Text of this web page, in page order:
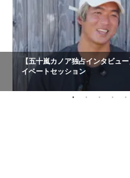
【五十嵐カノア独占インタビュ
イベートセッション